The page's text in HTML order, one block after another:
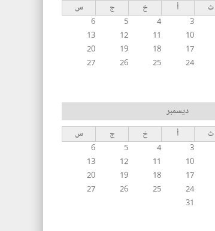
ث أ خ ج
س
3
4
5
6
10
11
12
13
17
18
19
20
24
25
26
27
ديسمبر
ث أ خ ج
س
3
4
5
6
10
11
12
13
17
18
19
20
24
25
26
27
31